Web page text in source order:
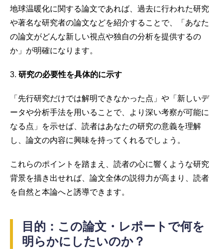
地球温暖化に関する論文であれば、過去に行われた研究
や著名な研究者の論文などを紹介することで、「あなた
の論文がどんな新しい視点や独自の分析を提供するの
か」が明確になります。
3. 研究の必要性を具体的に示す
「先行研究だけでは解明できなかった点」や「新しいデ
ータや分析手法を用いることで、より深い考察が可能に
なる点」を示せば、読者はあなたの研究の意義を理解
し、論文の内容に興味を持ってくれるでしょう。
これらのポイントを踏まえ、読者の心に響くような研究
背景を描き出せれば、論文全体の説得力が高まり、読者
を自然と本論へと誘導できます。
目的：この論文・レポートで何を
明らかにしたいのか？